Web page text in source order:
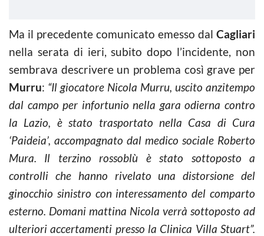
Ma il precedente comunicato emesso dal Cagliari
nella serata di ieri, subito dopo l’incidente, non
sembrava descrivere un problema così grave per
Murru: “Il giocatore Nicola Murru, uscito anzitempo
dal campo per infortunio nella gara odierna contro
la Lazio, è stato trasportato nella Casa di Cura
‘Paideia’, accompagnato dal medico sociale Roberto
Mura. Il terzino rossoblù è stato sottoposto a
controlli che hanno rivelato una distorsione del
ginocchio sinistro con interessamento del comparto
esterno. Domani mattina Nicola verrà sottoposto ad
ulteriori accertamenti presso la Clinica Villa Stuart”.